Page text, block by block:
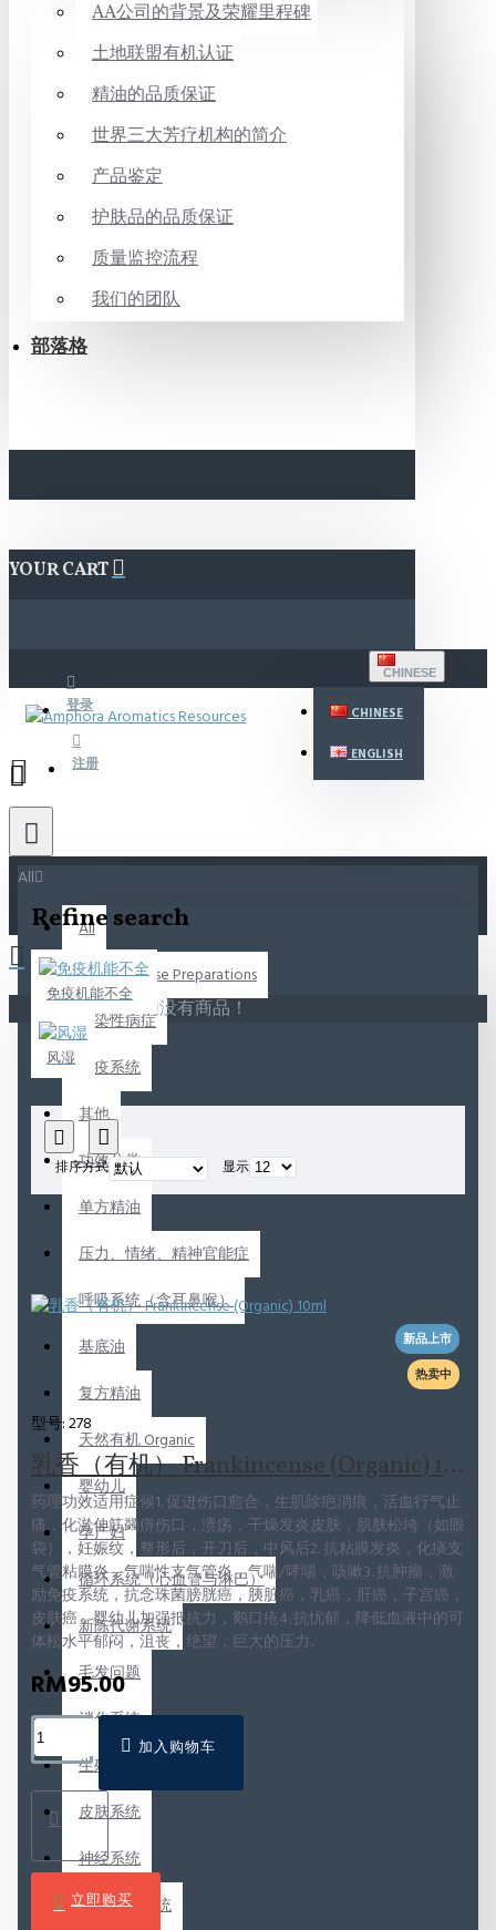
AA公司的背景及荣耀里程碑
土地联盟有机认证
精油的品质保证
世界三大芳疗机构的简介
产品鉴定
护肤品的品质保证
质量监控流程
我们的团队
部落格
YOUR CART
登录
注册
CHINESE
CHINESE
ENGLISH
All
All
Ready To Use Preparations
传染性病症
免疫系统
其他
功效分类
单方精油
压力、情绪、精神官能症
呼吸系统（含耳鼻喉）
基底油
复方精油
天然有机 Organic
婴幼儿
孕产妇
循环系统（心血管与淋巴）
新陈代谢系统
毛发问题
消化系统
生殖系统
皮肤系统
神经系统
肌肉骨骼系统
您的购物车内没有商品！
Refine search
免疫机能不全
风湿
排序方式 显示
新品上市
热卖中
型号: 278
乳香（有机） Frankincense (Organic) 10ml
药理功效适用症候1. 促进伤口愈合，生肌除疤消痕，活血行气止
痛，化淤伸筋蠲痹伤口，溃疡，干燥发炎皮肤，肌肤松垮（如眼
袋），妊娠纹，整形后，开刀后，中风后2. 抗粘膜发炎，化痰支
气管粘膜炎，气喘性支气管炎，气喘/哮喘，咳嗽3. 抗肿瘤，激
励免疫系统，抗念珠菌膀胱癌，胰脏癌，乳癌，肝癌，子宫癌，
皮肤癌，婴幼儿加强抵抗力，鹅口疮4. 抗忧郁，降低血液中的可
体松水平郁闷，沮丧，绝望，巨大的压力..
RM95.00
加入购物车
立即购买